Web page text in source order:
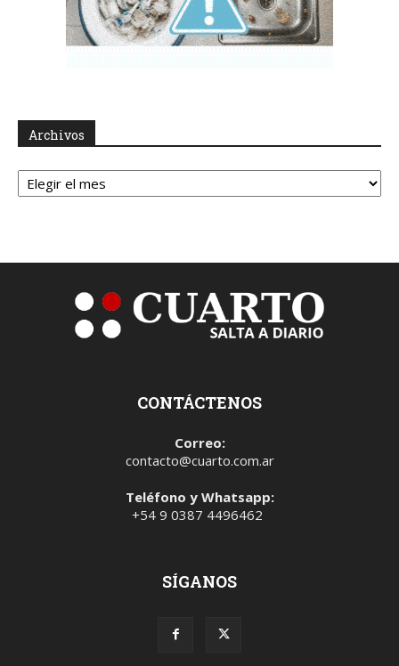
Archivos
Archivos
CONTÁCTENOS
Correo:
contacto@cuarto.com.ar
Teléfono y Whatsapp:
+54 9 0387 4496462
SÍGANOS